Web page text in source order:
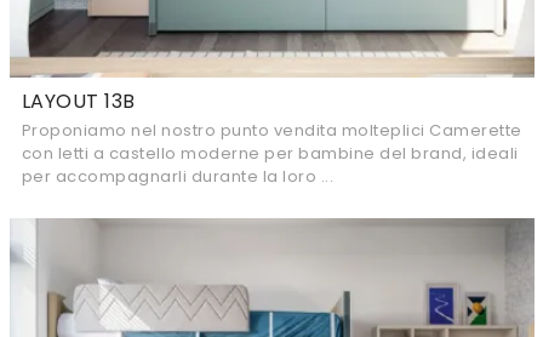
LAYOUT 13B
Proponiamo nel nostro punto vendita molteplici Camerette
con letti a castello moderne per bambine del brand, ideali
per accompagnarli durante la loro ...